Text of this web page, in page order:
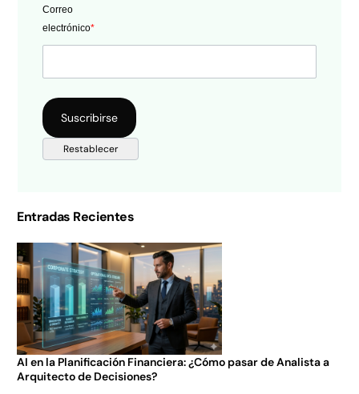
Correo
electrónico*
Entradas Recientes
AI en la Planificación Financiera: ¿Cómo pasar de Analista a
Arquitecto de Decisiones?